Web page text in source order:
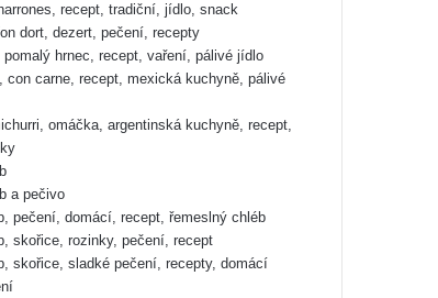
recept, tradiční, jídlo, snack
dort, dezert, pečení, recepty
pomalý hrnec, recept, vaření, pálivé jídlo
con carne, recept, mexická kuchyně, pálivé
omáčka, argentinská kuchyně, recept,
a pečivo
pečení, domácí, recept, řemeslný chléb
skořice, rozinky, pečení, recept
skořice, sladké pečení, recepty, domácí